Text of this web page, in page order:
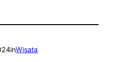
inWisata